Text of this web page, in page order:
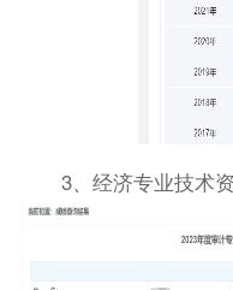
3、经济专业技术